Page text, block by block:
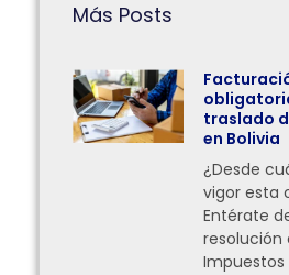
Más Posts
traslado
en Bolivia
¿Desde
vigor esta
Entérate
resolución
Impuestos